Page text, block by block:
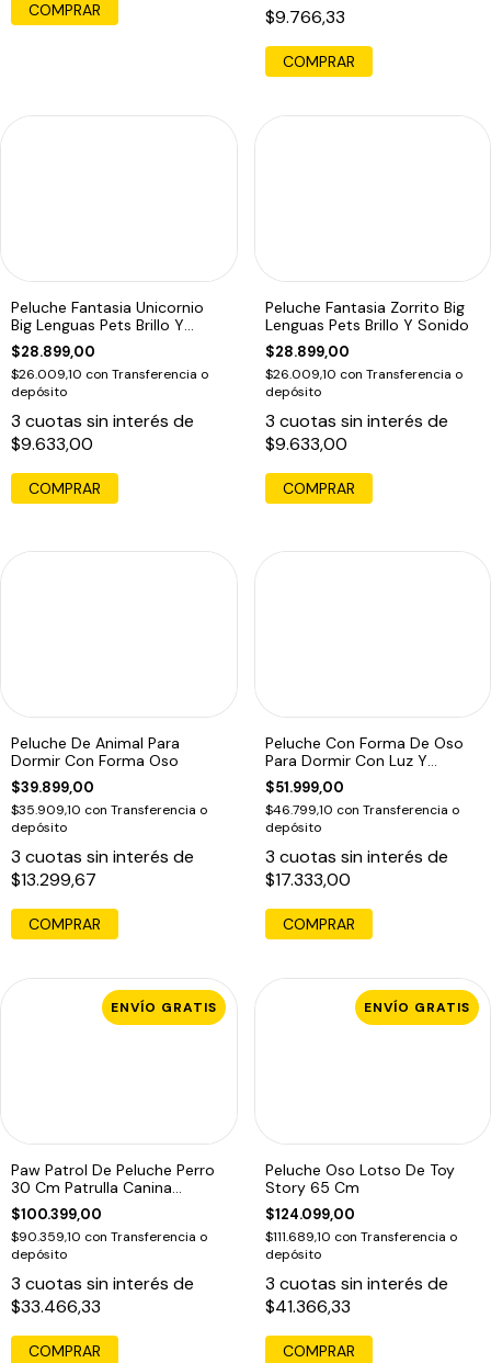
COMPRAR
$9.766,33
COMPRAR
Peluche Fantasia Unicornio
Big Lenguas Pets Brillo Y
Sonido
$28.899,00
$26.009,10 con Transferencia o
depósito
3 cuotas sin interés de
$9.633,00
Peluche Fantasia Zorrito Big
Lenguas Pets Brillo Y Sonido
$28.899,00
$26.009,10 con Transferencia o
depósito
3 cuotas sin interés de
$9.633,00
Peluche De Animal Para
Dormir Con Forma Oso
$39.899,00
$35.909,10 con Transferencia o
depósito
3 cuotas sin interés de
$13.299,67
COMPRAR
Peluche Con Forma De Oso
Para Dormir Con Luz Y
Sonido
$51.999,00
$46.799,10 con Transferencia o
depósito
3 cuotas sin interés de
$17.333,00
COMPRAR
ENVÍO GRATIS
Paw Patrol De Peluche Perro
30 Cm Patrulla Canina
Original
$100.399,00
$90.359,10 con Transferencia o
depósito
3 cuotas sin interés de
$33.466,33
ENVÍO GRATIS
Peluche Oso Lotso De Toy
Story 65 Cm
$124.099,00
$111.689,10 con Transferencia o
depósito
3 cuotas sin interés de
$41.366,33
COMPRAR